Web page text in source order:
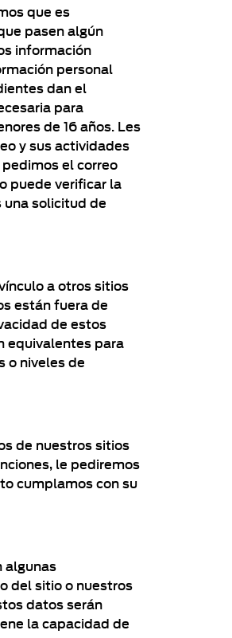
que es
pasen algún
información
personal
dan el
para
de 16 años. Les
y sus actividades
el correo
puede verificar la
una solicitud de
a otros sitios
están fuera de
de estos
equivalentes para
o niveles de
de nuestros sitios
le pediremos
cumplamos con su
algunas
del sitio o nuestros
datos serán
la capacidad de